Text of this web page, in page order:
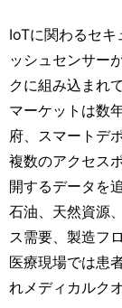
IoTに関わるセキ
ッシュセンサー
クに組み込まれ
マーケットは数
府、スマートデ
複数のアクセス
開するデータを
石油、天然資源
ス需要、製造フ
医療現場では患
れメディカルク